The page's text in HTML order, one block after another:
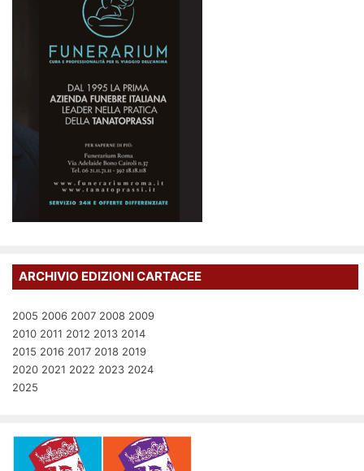
ARCHIVIO EDIZIONI CARTACEE
2005 2006 2007 2008 2009
2010 2011 2012 2013 2014
2015 2016 2017 2018 2019
2020 2021 2022 2023 2024
2025